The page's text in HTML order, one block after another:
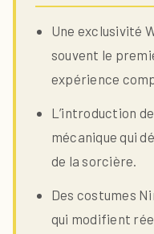
Une exclusivité
souvent le
expérience
L’introduction
mécanique qui
de la sorcière.
Des costumes
qui modifient